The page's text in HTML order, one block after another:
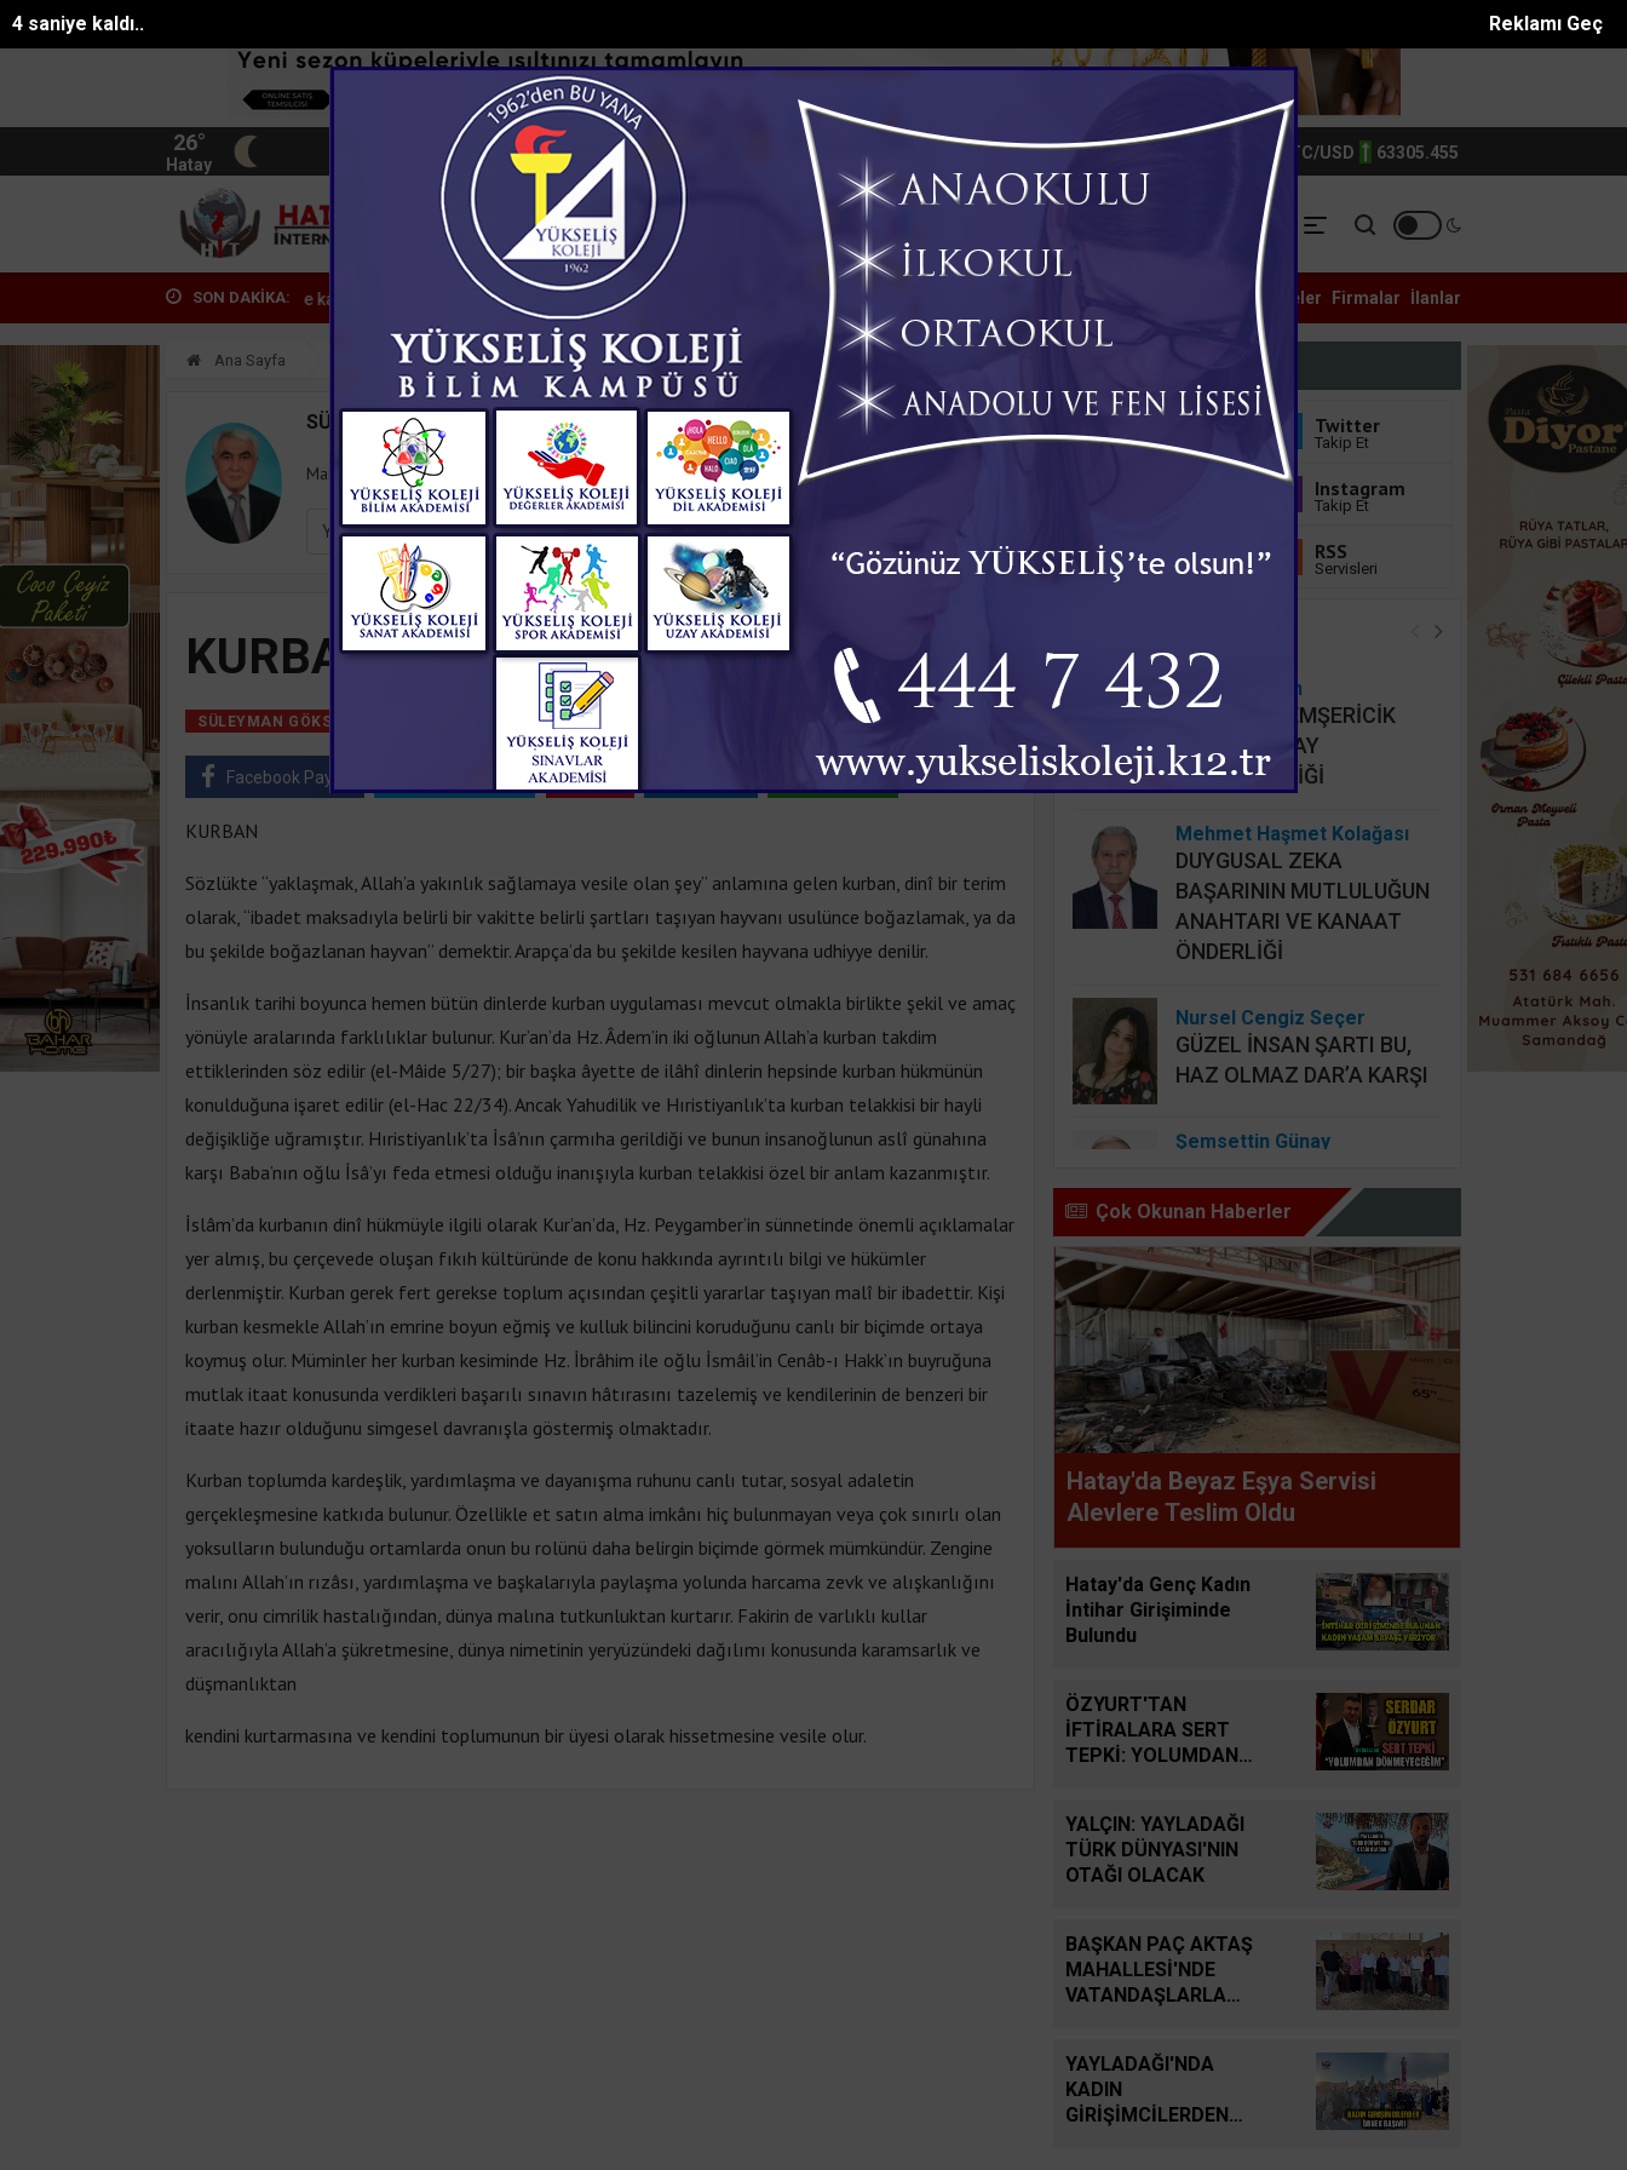
Reklamı Geç
4 saniye kaldı..
26°
Hatay
13.744 DOLAR 53.5186 ALTIN 6214.0 BTC/USD 63305.455
HATAY GÜNDEM MAGAZİN KADIN-YAŞAM ASAYİŞ
SON DAKİKA:
Alanyada mikroplastik kirliliğine karşı mücad... Pasajda ölü bulunan Eyüp Can davası sürüyor Manavgat Belediyesinden yaylalara kütüphane d... Mersinde patlayan domates konservesi 9 aylık...
Eczaneler Firmalar İlanlar
Ana Sayfa Yazarlar Süleyman GÖKSU
SÜLEYMAN GÖKSU
Mail: suleymangoksu@gmail.com
KURBAN
SÜLEYMAN GÖKSU 29 Temmuz, 2018, Pazar 21:28
Facebook Paylaş Pinle WhatsApp
KURBAN
Sözlükte “yaklaşmak, Allah’a yakınlık sağlamaya vesile olan şey” anlamına gelen kurban, dinî bir terim
olarak, “ibadet maksadıyla belirli bir vakitte belirli şartları taşıyan hayvanı usulünce boğazlamak, ya da
bu şekilde boğazlanan hayvan” demektir. Arapça’da bu şekilde kesilen hayvana udhiyye denilir.
İnsanlık tarihi boyunca hemen bütün dinlerde kurban uygulaması mevcut olmakla birlikte şekil ve amaç
yönüyle aralarında farklılıklar bulunur. Kur’an’da Hz. Âdem’in iki oğlunun Allah’a kurban takdim
ettiklerinden söz edilir (el-Mâide 5/27); bir başka âyette de ilâhî dinlerin hepsinde kurban hükmünün
konulduğuna işaret edilir (el-Hac 22/34). Ancak Yahudilik ve Hıristiyanlık’ta kurban telakkisi bir hayli
değişikliğe uğramıştır. Hıristiyanlık’ta İsâ’nın çarmıha gerildiği ve bunun insanoğlunun aslî günahına
karşı Baba’nın oğlu İsâ’yı feda etmesi olduğu inanışıyla kurban telakkisi özel bir anlam kazanmıştır.
İslâm’da kurbanın dinî hükmüyle ilgili olarak Kur’an’da, Hz. Peygamber’in sünnetinde önemli açıklamalar
yer almış, bu çerçevede oluşan fıkıh kültüründe de konu hakkında ayrıntılı bilgi ve hükümler
derlenmiştir. Kurban gerek fert gerekse toplum açısından çeşitli yararlar taşıyan malî bir ibadettir. Kişi
kurban kesmekle Allah’ın emrine boyun eğmiş ve kulluk bilincini koruduğunu canlı bir biçimde ortaya
koymuş olur. Müminler her kurban kesiminde Hz. İbrâhim ile oğlu İsmâil’in Cenâb-ı Hakk’ın buyruğuna
mutlak itaat konusunda verdikleri başarılı sınavın hâtırasını tazelemiş ve kendilerinin de benzeri bir
itaate hazır olduğunu simgesel davranışla göstermiş olmaktadır.
Kurban toplumda kardeşlik, yardımlaşma ve dayanışma ruhunu canlı tutar, sosyal adaletin
gerçekleşmesine katkıda bulunur. Özellikle et satın alma imkânı hiç bulunmayan veya çok sınırlı olan
yoksulların bulunduğu ortamlarda onun bu rolünü daha belirgin biçimde görmek mümkündür. Zengine
malını Allah’ın rızâsı, yardımlaşma ve başkalarıyla paylaşma yolunda harcama zevk ve alışkanlığını
verir, onu cimrilik hastalığından, dünya malına tutkunluktan kurtarır. Fakirin de varlıklı kullar
aracılığıyla Allah’a şükretmesine, dünya nimetinin yeryüzündeki dağılımı konusunda karamsarlık ve
düşmanlıktan
kendini kurtarmasına ve kendini toplumunun bir üyesi olarak hissetmesine vesile olur.
Sayfayı Beğen
Twitter
Takip Et
Instagram
Takip Et
Linkedin
Takip Et
RSS
Servisleri
Hidayet Şişkin
MAHALLİ HEMŞERİCİK
YERİNE HATAY
HEMŞERİCİLİĞİ
Mehmet Haşmet Kolağası
DUYGUSAL ZEKA
BAŞARININ MUTLULUĞUN
ANAHTARI VE KANAAT
ÖNDERLİĞİ
Nursel Cengiz Seçer
GÜZEL İNSAN ŞARTI BU,
HAZ OLMAZ DAR’A KARŞI
Şemsettin Günay
YAPILAN ANLAŞMALARI
Osman Onbaşıgil
ALLAH SEVGİSİ OLAN
YERDE İYİLİK ve FAZİLET
OLUR
Süleyman GÖKSU
Zaferler Ayı Ağustos
AYNI ENKAZIN TOZUNU
İsmail Cingöz
Yarım Kalan Stratejik
Hayallerden Küresel
Savunma Sanayiinin
Tarihsel Yolculuğu
Enerji Jeopolitiğinde Yeni
Bir Dönem: Kerkük’ten
Ceyhan’a Stratejik
Ahmet Süreyya DURNA
SARAYKENT’TE ŞİİR
Çok Okunan Haberler
Hatay'da Beyaz Eşya Servisi
Alevlere Teslim Oldu
Hatay'da Genç Kadın
İntihar Girişiminde
Bulundu
ÖZYURT'TAN
İFTİRALARA SERT
TEPKİ: YOLUMDAN
YALÇIN: YAYLADAĞI
TÜRK DÜNYASI'NIN
OTAĞI OLACAK
BAŞKAN PAÇ AKTAŞ
MAHALLESİ'NDE
VATANDAŞLARLA
YAYLADAĞI'NDA
KADIN
GİRİŞİMCİLERDEN